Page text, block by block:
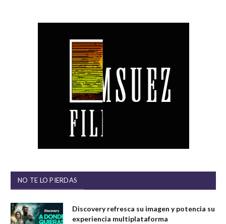
NO TE LO PIERDAS
Discovery refresca su imagen y potencia su
experiencia multiplataforma